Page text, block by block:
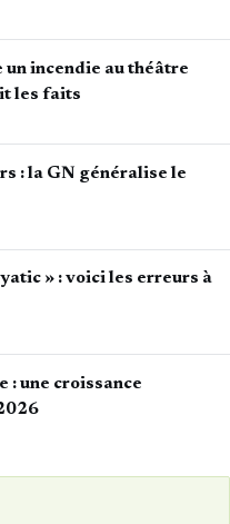
un incendie au théâtre
les faits
: la GN généralise le
» : voici les erreurs à
: une croissance